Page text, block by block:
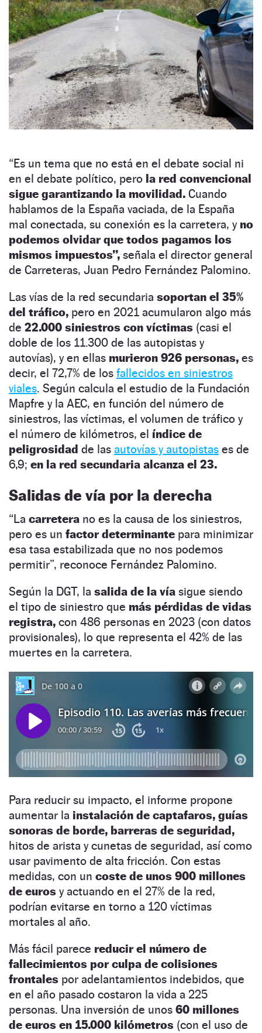
“Es un tema que no está en el debate social ni
en el debate político, pero la red convencional
sigue garantizando la movilidad. Cuando
hablamos de la España vaciada, de la España
mal conectada, su conexión es la carretera, y no
podemos olvidar que todos pagamos los
mismos impuestos”, señala el director general
de Carreteras, Juan Pedro Fernández Palomino.
Las vías de la red secundaria soportan el 35%
del tráfico, pero en 2021 acumularon algo más
de 22.000 siniestros con víctimas (casi el
doble de los 11.300 de las autopistas y
autovías), y en ellas murieron 926 personas, es
decir, el 72,7% de los fallecidos en siniestros
viales. Según calcula el estudio de la Fundación
Mapfre y la AEC, en función del número de
siniestros, las víctimas, el volumen de tráfico y
el número de kilómetros, el índice de
peligrosidad de las autovías y autopistas es de
6,9; en la red secundaria alcanza el 23.
Salidas de vía por la derecha
“La carretera no es la causa de los siniestros,
pero es un factor determinante para minimizar
esa tasa estabilizada que no nos podemos
permitir”, reconoce Fernández Palomino.
Según la DGT, la salida de la vía sigue siendo
el tipo de siniestro que más pérdidas de vidas
registra, con 486 personas en 2023 (con datos
provisionales), lo que representa el 42% de las
muertes en la carretera.
Para reducir su impacto, el informe propone
aumentar la instalación de captafaros, guías
sonoras de borde, barreras de seguridad,
hitos de arista y cunetas de seguridad, así como
usar pavimento de alta fricción. Con estas
medidas, con un coste de unos 900 millones
de euros y actuando en el 27% de la red,
podrían evitarse en torno a 120 víctimas
mortales al año.
Más fácil parece reducir el número de
fallecimientos por culpa de colisiones
frontales por adelantamientos indebidos, que
en el año pasado costaron la vida a 225
personas. Una inversión de unos 60 millones
de euros en 15.000 kilómetros (con el uso de